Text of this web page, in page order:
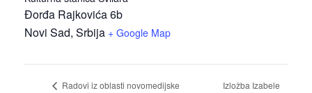
Đorđa Rajkovića 6b
Novi Sad, Srbija + Google Map
Radovi iz oblasti novomedijske
Izložba Izabele